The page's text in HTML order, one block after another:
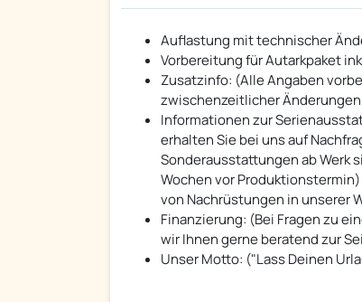
Auflastung mit technischer
Vorbereitung für Autarkpaket
Zusatzinfo: (Alle Angaben
zwischenzeitlicher
Informationen zur
erhalten Sie bei uns auf
Sonderausstattungen ab Werk
Wochen vor
von Nachrüstungen in unserer
Finanzierung: (Bei Fragen zu
wir Ihnen gerne beratend zur
Unser Motto: ("Lass Deinen